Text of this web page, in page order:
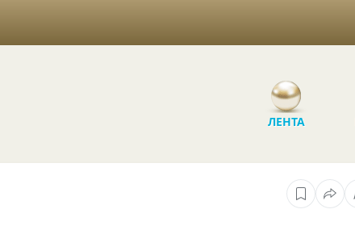
ЛЕНТА